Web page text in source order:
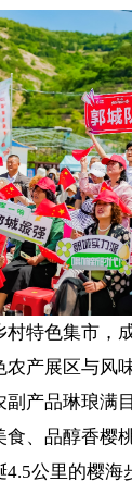
特色集市，成
产展区与风
副产品琳琅满
食、品醇香樱
4.5公里的樱海